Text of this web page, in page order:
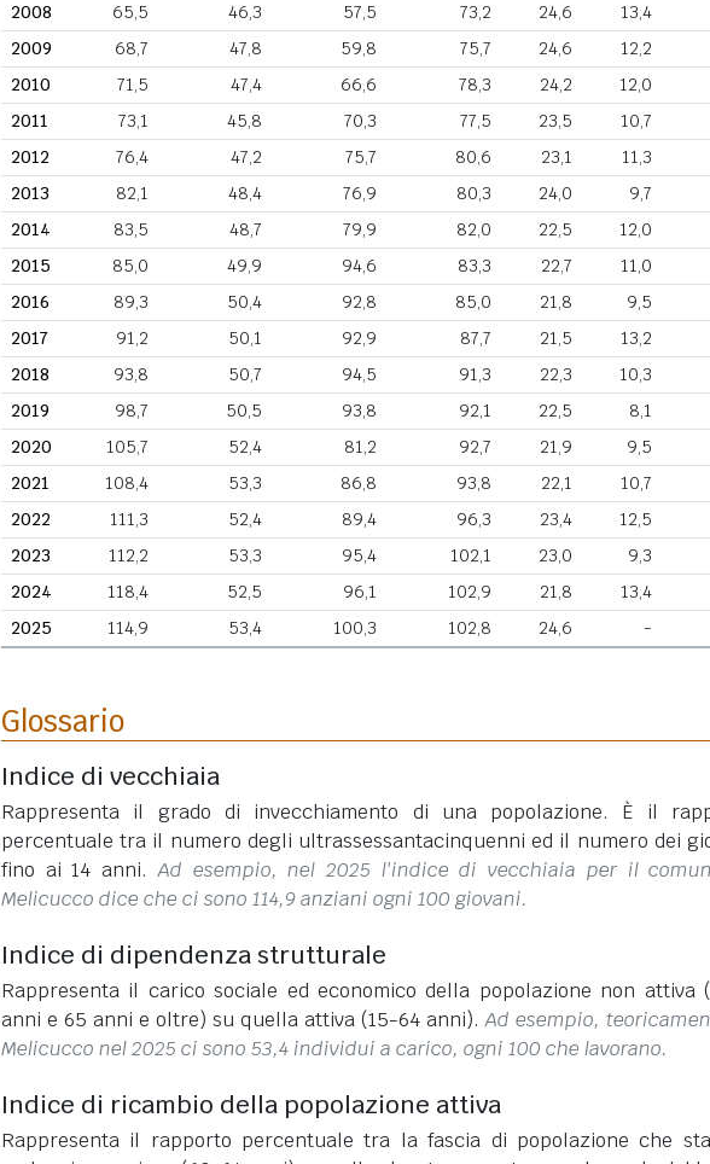
2008
65,5 46,3 57,5 73,2 24,6
13,4
2009
68,7 47,8 59,8 75,7 24,6
12,2
2010
71,5 47,4 66,6 78,3 24,2
12,0
2011
73,1 45,8 70,3 77,5 23,5
10,7
2012
76,4 47,2 75,7 80,6 23,1
11,3
2013
82,1 48,4 76,9 80,3 24,0
9,7
2014
83,5 48,7 79,9 82,0 22,5
12,0
2015
85,0 49,9 94,6 83,3 22,7
11,0
2016
89,3 50,4 92,8 85,0 21,8
9,5
2017
91,2 50,1 92,9 87,7 21,5
13,2
2018
93,8 50,7 94,5 91,3 22,3
10,3
2019
98,7 50,5 93,8 92,1 22,5
8,1
2020
105,7 52,4 81,2 92,7 21,9
9,5
2021
108,4 53,3 86,8 93,8 22,1
10,7
2022
111,3 52,4 89,4 96,3 23,4
12,5
2023
112,2 53,3 95,4 102,1 23,0
9,3
2024
118,4 52,5 96,1 102,9 21,8
13,4
2025
114,9 53,4 100,3 102,8 24,6 -
Glossario
Indice di vecchiaia
Rappresenta il grado di invecchiamento di una popolazione. È il
percentuale tra il numero degli ultrassessantacinquenni ed il numero dei
fino ai 14 anni.Ad esempio, nel 2025 l'indice di vecchiaia per il
Melicucco dice che ci sono 114,9 anziani ogni 100 giovani.
Indice di dipendenza strutturale
Rappresenta il carico sociale ed economico della popolazione non attiva
anni e 65 anni e oltre) su quella attiva (15-64 anni).Ad esempio,
Melicucco nel 2025 ci sono 53,4 individui a carico, ogni 100 che lavorano.
Indice di ricambio della popolazione attiva
Rappresenta il rapporto percentuale tra la fascia di popolazione che